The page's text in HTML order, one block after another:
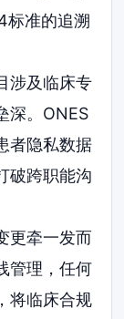
标准的追溯
涉及临床专
深。ONES
者隐私数据
破跨职能沟
更牵一发而
管理，任何
将临床合规